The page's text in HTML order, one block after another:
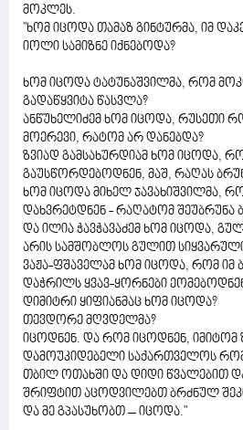
მოკლეს.
"ხომ იცოდა თამაზ გინტურმა, იმ
იოლი სამიზნე იქნებოდა?
ხომ იცოდა ტატუნაშვილმა, რომ
გადაწყვიტა წასვლა?
ანწუხელიძემ ხომ იცოდა, რუსეთი
მოერევი, რატომ არ დანებდა?
ზვიად გამსახურდიამ ხომ იცოდა,
გაუსწორდებოდნენ, მაშ, რაღას
ხომ იცოდა მიხელ ჯავახიშვილმა,
დახვრეტდნენ - რაღატომ შეუბრუნა
და ილია ჭავჭავაძემ ხომ იცოდა,
არის სამშობლოს გულით
ვაჟა-ფშაველამ ხომ იცოდა, რომ იმ
დაჭრილს ყვავ-ყორნები
დიმიტრი ყიფიანმაც ხომ იცოდა?
თევდორე მღვდელმა?
იცოდნენ. და რომ იცოდნენ, იმიტომ
დამოუკიდებელი საქართველოს
თბილ ოთახში და დიდი წვალებით
შრიფტით აცოდვილებთ ბრძნულ
და მე გპასუხობთ – იცოდა."